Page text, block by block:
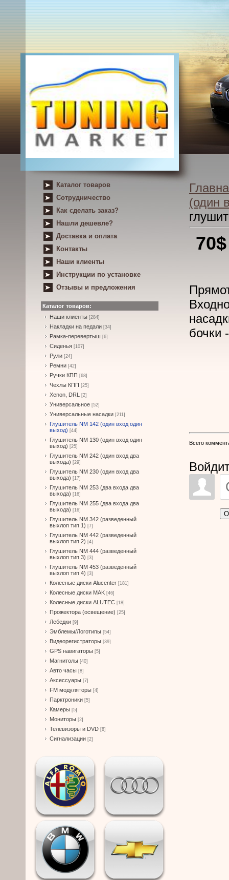
Каталог товаров
Сотрудничество
Как сделать заказ?
Нашли дешевле?
Доставка и оплата
Контакты
Наши клиенты
Инструкции по установке
Отзывы и предложения
Каталог товаров:
Наши клиенты [284]
Накладки на педали [34]
Рамка-перевертыш [6]
Сиденья [107]
Рули [24]
Ремни [42]
Ручки КПП [68]
Чехлы КПП [25]
Xenon, DRL [2]
Универсальное [52]
Универсальные насадки [211]
Глушитель NM 142 (один вход один
выход) [44]
Глушитель NM 130 (один вход один
выход) [25]
Глушитель NM 242 (один вход два
выхода) [29]
Глушитель NM 230 (один вход два
выхода) [17]
Глушитель NM 253 (два входа два
выхода) [16]
Глушитель NM 255 (два входа два
выхода) [16]
Глушитель NM 342 (разведенный
выхлоп тип 1) [7]
Глушитель NM 442 (разведенный
выхлоп тип 2) [4]
Глушитель NM 444 (разведенный
выхлоп тип 3) [3]
Глушитель NM 453 (разведенный
выхлоп тип 4) [3]
Колесные диски Alucenter [181]
Колесные диски MAK [46]
Колесные диски ALUTEC [18]
Прожектора (освещение) [25]
Лебедки [9]
Эмблемы/Логотипы [54]
Видеорегистраторы [39]
GPS навигаторы [5]
Магнитолы [40]
Авто часы [8]
Аксессуары [7]
FM модуляторы [4]
Парктроники [5]
Камеры [5]
Мониторы [2]
Телевизоры и DVD [8]
Сигнализации [2]
(один
бочки
Всего